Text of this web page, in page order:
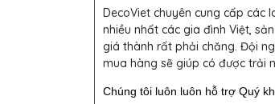
DecoViet chuyên cung cấp các
nhiều nhất các gia đình Việt,
giá thành rất phải chăng. Đội
mua hàng sẽ giúp có được trải
Chúng tôi luôn luôn hỗ trợ Quý